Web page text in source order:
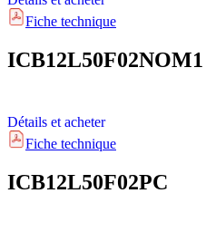
Fiche technique
ICB12L50F02NOM1
Détails et acheter
Fiche technique
ICB12L50F02PC